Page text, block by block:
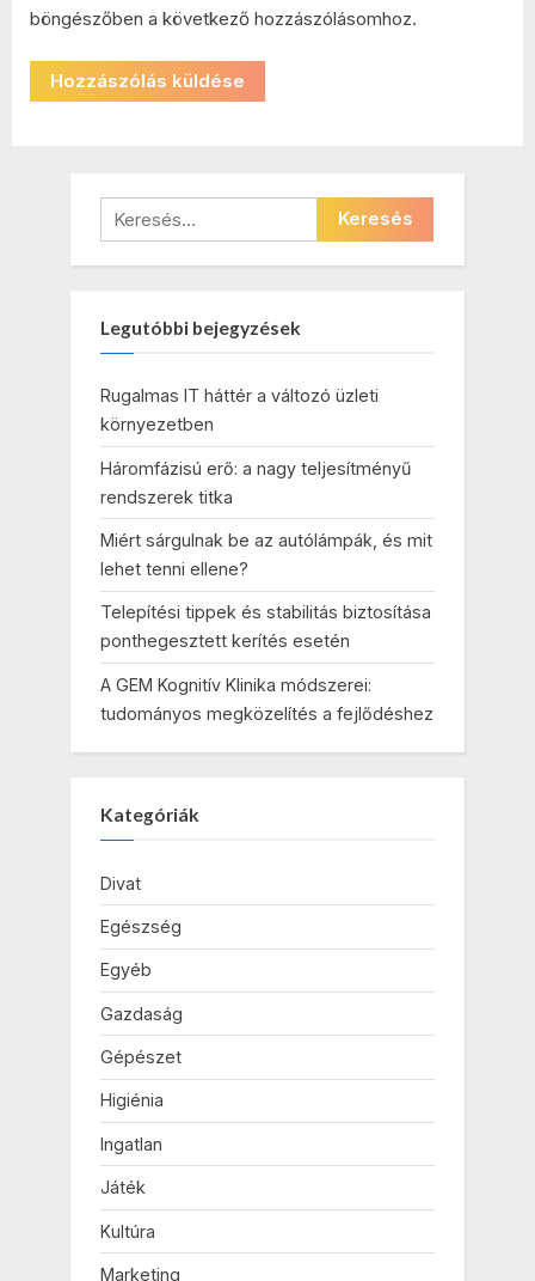
böngészőben a következő hozzászólásomhoz.
Keresés:
Legutóbbi bejegyzések
Rugalmas IT háttér a változó üzleti
környezetben
Háromfázisú erő: a nagy teljesítményű
rendszerek titka
Miért sárgulnak be az autólámpák, és mit
lehet tenni ellene?
Telepítési tippek és stabilitás biztosítása
ponthegesztett kerítés esetén
A GEM Kognitív Klinika módszerei:
tudományos megközelítés a fejlődéshez
Kategóriák
Divat
Egészség
Egyéb
Gazdaság
Gépészet
Higiénia
Ingatlan
Játék
Kultúra
Marketing